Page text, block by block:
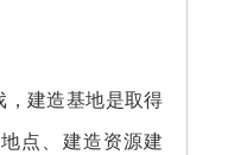
，建造基地是取得
点、建造资源建